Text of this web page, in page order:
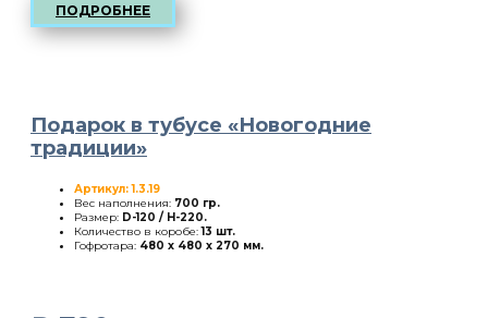
ПОДРОБНЕЕ
Подарок в тубусе «Новогодние
традиции»
Артикул: 1.3.19
Вес наполнения: 700 гр.
Размер: D-120 / H-220.
Количество в коробе:13 шт.
Гофротара: 480 х 480 х 270 мм.